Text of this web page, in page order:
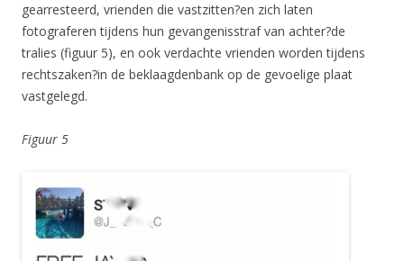
gearresteerd, vrienden die vastzitten?en zich laten
fotograferen tijdens hun gevangenisstraf van achter?de
tralies (figuur 5), en ook verdachte vrienden worden tijdens
rechtszaken?in de beklaagdenbank op de gevoelige plaat
vastgelegd.
Figuur 5